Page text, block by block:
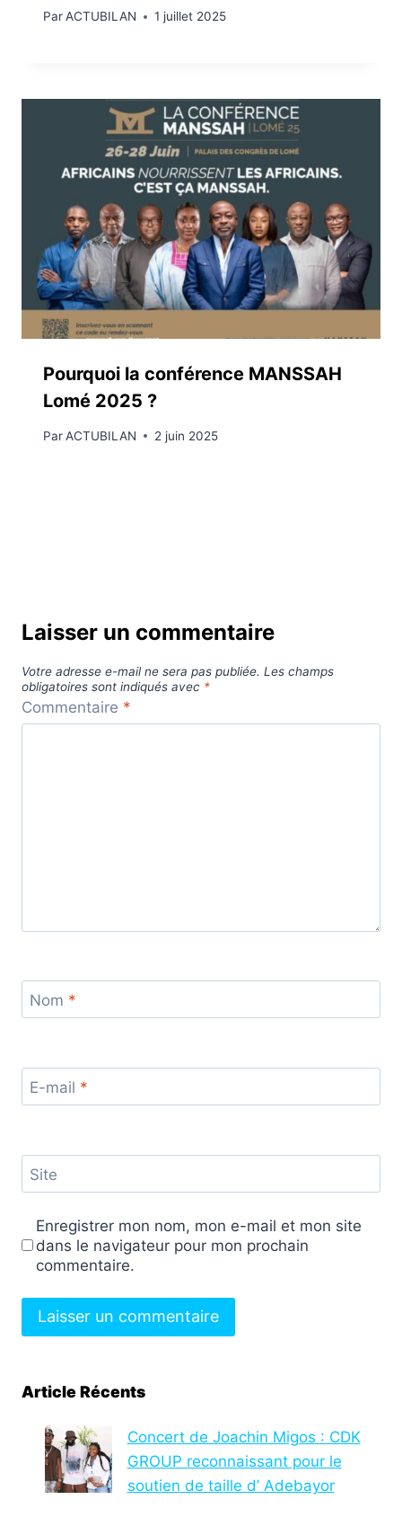
ParACTUBILAN 1 juillet 2025
Pourquoi la conférence MANSSAH
Lomé 2025 ?
ParACTUBILAN 2 juin 2025
Laisser un commentaire
Votre adresse e-mail ne sera pas publiée. Les champs
obligatoires sont indiqués avec *
Commentaire *
Nom *
E-mail *
Site
Enregistrer mon nom, mon e-mail et mon site
dans le navigateur pour mon prochain
commentaire.
Article Récents
Concert de Joachin Migos : CDK
GROUP reconnaissant pour le
soutien de taille d’ Adebayor